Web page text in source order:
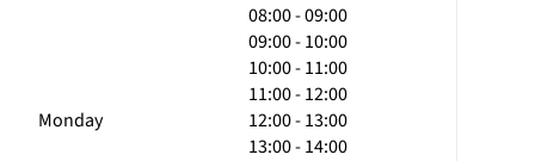
Monday
08:00 - 09:00
09:00 - 10:00
10:00 - 11:00
11:00 - 12:00
12:00 - 13:00
13:00 - 14:00